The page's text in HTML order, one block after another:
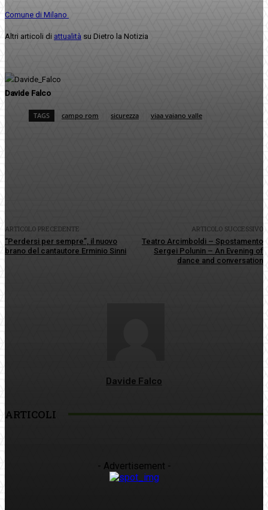
Comune di Milano
Altri articoli di attualità su Dietro la Notizia
Davide Falco
TAGS campo rom sicurezza viaa vaiano valle
ARTICOLO PRECEDENTE
“Perdersi per sempre”, il nuovo
brano del cantautore Erminio Sinni
ARTICOLO SUCCESSIVO
Teatro Arcimboldi – Spostamento
Sergei Polunin – An Evening of
dance and conversation
Davide Falco
ARTICOLI
- Advertisement -